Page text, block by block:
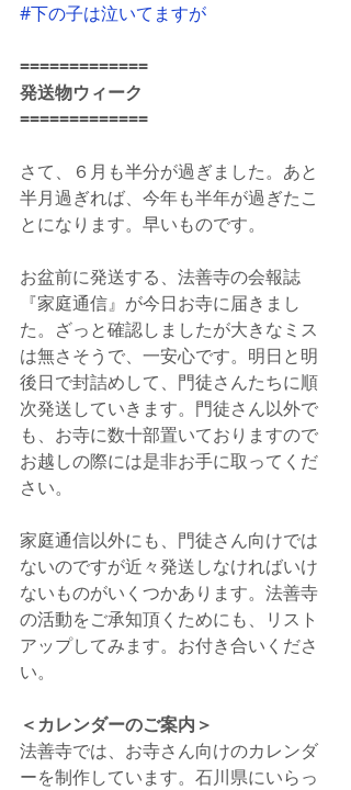
#下の子は泣いてますが
=============
発送物ウィーク
=============
さて、６月も半分が過ぎました。あと
半月過ぎれば、今年も半年が過ぎたこ
とになります。早いものです。
お盆前に発送する、法善寺の会報誌
『家庭通信』が今日お寺に届きまし
た。ざっと確認しましたが大きなミス
は無さそうで、一安心です。明日と明
後日で封詰めして、門徒さんたちに順
次発送していきます。門徒さん以外で
も、お寺に数十部置いておりますので
お越しの際には是非お手に取ってくだ
さい。
家庭通信以外にも、門徒さん向けでは
ないのですが近々発送しなければいけ
ないものがいくつかあります。法善寺
の活動をご承知頂くためにも、リスト
アップしてみます。お付き合いくださ
い。
＜カレンダーのご案内＞
法善寺では、お寺さん向けのカレンダ
ーを制作しています。石川県にいらっ